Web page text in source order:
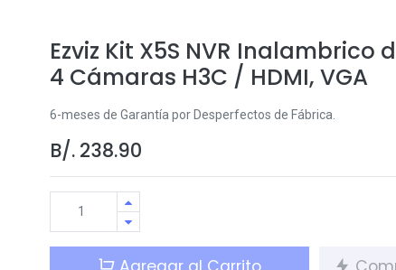
Ezviz Kit X5S NVR Inalambrico
4 Cámaras H3C / HDMI, VGA
6-meses de Garantía por Desperfectos de Fábrica.
B/. 238.90